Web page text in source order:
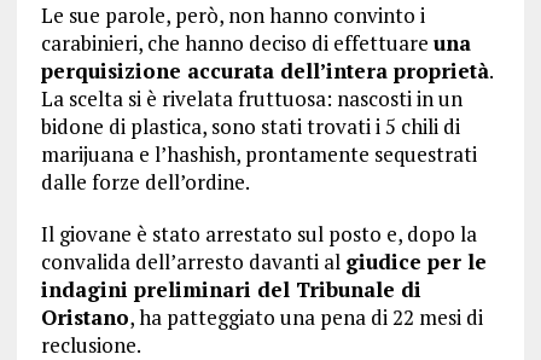
Le sue parole, però, non hanno convinto i
carabinieri, che hanno deciso di effettuare una
perquisizione accurata dell’intera proprietà.
La scelta si è rivelata fruttuosa: nascosti in un
bidone di plastica, sono stati trovati i 5 chili di
marijuana e l’hashish, prontamente sequestrati
dalle forze dell’ordine.
Il giovane è stato arrestato sul posto e, dopo la
convalida dell’arresto davanti al giudice per le
indagini preliminari del Tribunale di
Oristano, ha patteggiato una pena di 22 mesi di
reclusione.